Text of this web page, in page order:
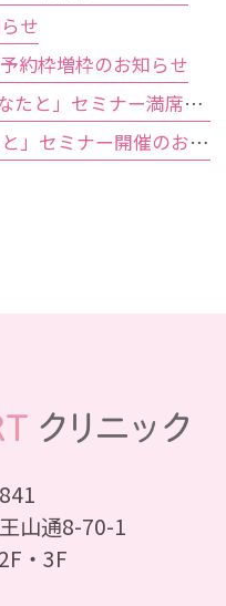
せ
約枠増枠のお知らせ
8月22日(土)「ラストダンスあなたと」セミナー満席のお知らせ
8月22日「ラストダンスあなたと」セミナー開催のお知らせ
山通8-70-1
・3F